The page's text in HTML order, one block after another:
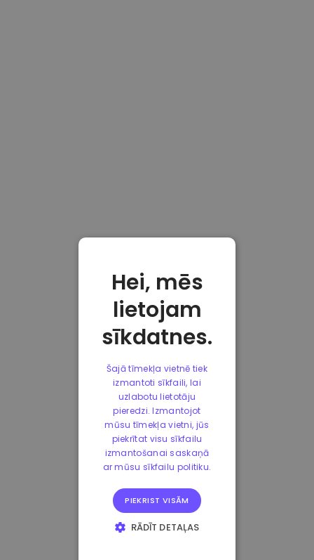
Hei, mēs
lietojam
sīkdatnes.
Šajā tīmekļa vietnē tiek
izmantoti sīkfaili, lai
uzlabotu lietotāju
pieredzi. Izmantojot
mūsu tīmekļa vietni, jūs
piekrītat visu sīkfailu
izmantošanai saskaņā
ar mūsu sīkfailu politiku.
PIEKRIST VISĀM
RĀDĪT DETAĻAS